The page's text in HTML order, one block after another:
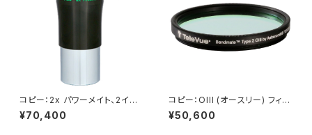
コピー：2x パワーメイト、2イン
チ
¥70,400
コピー：OIII (オースリー) フィル
ター、2インチ用
¥50,600